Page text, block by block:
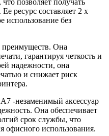
ресурс составляет 2 х
использование без
преимуществ. Она
гарантируя четкость и
надежности, она
и снижает риск
-незаменимый аксессуар
Она обеспечивает
срок службы, что
офисного использования.